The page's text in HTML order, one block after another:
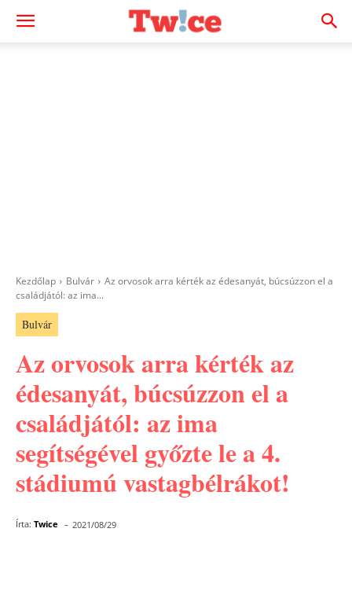
Kezdőlap Bulvár
Az orvosok arra kérték az édesanyát, búcsúzzon el a
családjától: az ima...
Bulvár
Az orvosok arra kérték az
édesanyát, búcsúzzon el a
családjától: az ima
segítségével győzte le a 4.
stádiumú vastagbélrákot!
Írta: Twice - 2021/08/29